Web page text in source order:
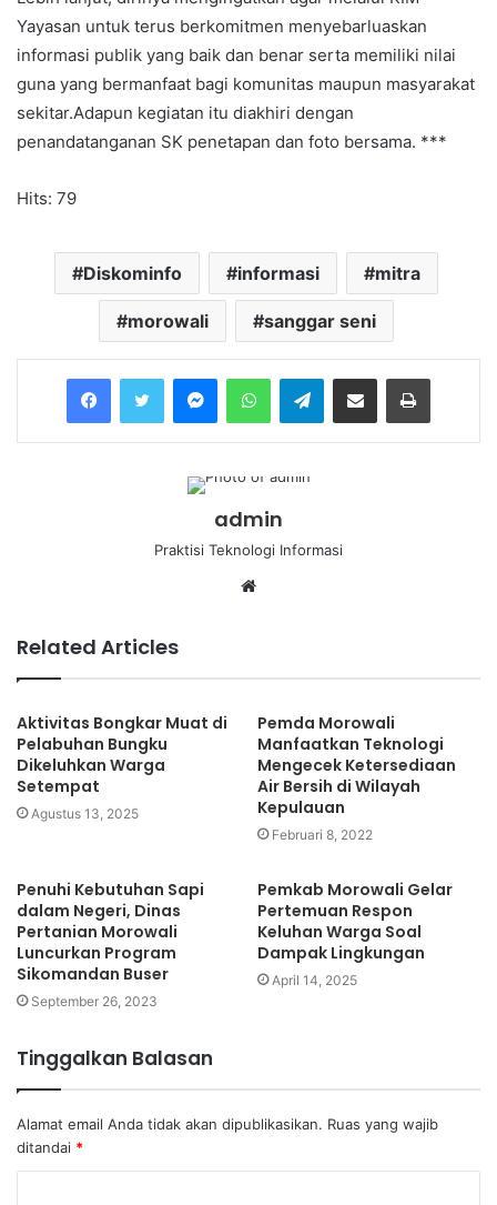
Yayasan untuk terus berkomitmen menyebarluaskan
informasi publik yang baik dan benar serta memiliki nilai
guna yang bermanfaat bagi komunitas maupun masyarakat
sekitar.Adapun kegiatan itu diakhiri dengan
penandatanganan SK penetapan dan foto bersama. ***
Hits: 79
Diskominfo informasi mitra
morowali sanggar seni
MessengerWhatsAppTelegramShare via Email Print
admin
Praktisi Teknologi Informasi
Website
Related Articles
Aktivitas Bongkar Muat di
Pelabuhan Bungku
Dikeluhkan Warga
Setempat
Agustus 13, 2025
Pemda Morowali
Manfaatkan Teknologi
Mengecek Ketersediaan
Air Bersih di Wilayah
Kepulauan
Februari 8, 2022
Penuhi Kebutuhan Sapi
dalam Negeri, Dinas
Pertanian Morowali
Luncurkan Program
Sikomandan Buser
September 26, 2023
Pemkab Morowali Gelar
Pertemuan Respon
Keluhan Warga Soal
Dampak Lingkungan
April 14, 2025
Tinggalkan Balasan
Alamat email Anda tidak akan dipublikasikan. Ruas yang wajib
ditandai *